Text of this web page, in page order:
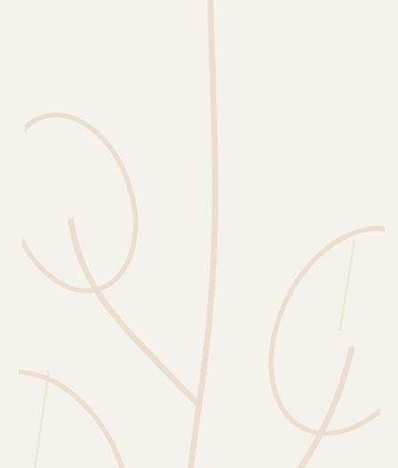
Blüten-Finder
Phänologie-Radar
Vogelstimmen
Gartenplaner
Düngeberater
Challenges
Wusstest du?